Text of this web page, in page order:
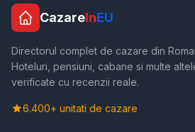
CazareInEU
Directorul complet de cazare din
Hoteluri, pensiuni, cabane si multe
verificate cu recenzii reale.
6.400+ unitati de cazare